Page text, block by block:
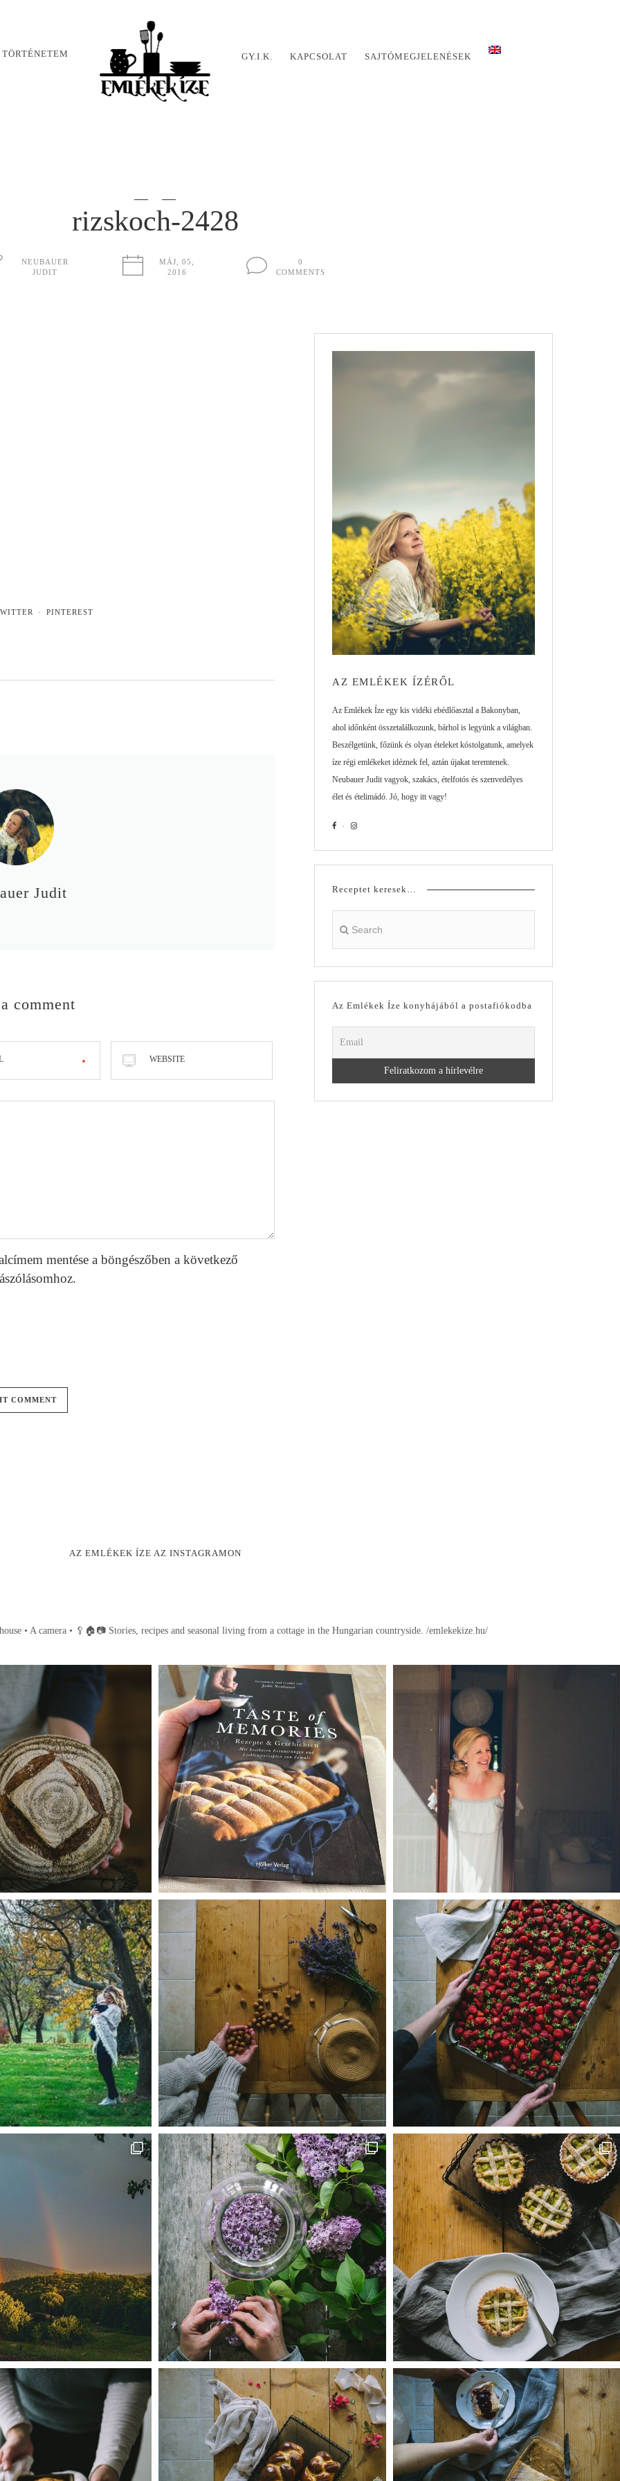
TÖRTÉNETEM GY.I.K. KAPCSOLAT SAJTÓMEGJELENÉSEK
rizskoch-2428
NEUBAUER
JUDIT
MÁJ, 05,
2016
0
COMMENTS
PINTEREST
Judit
comment
WEBSITE
mentése a böngészőben a következő
AZ EMLÉKEK ÍZÉRŐL
Az Emlékek Íze egy kis vidéki ebédlőasztal a Bakonyban,
ahol időnként összetalálkozunk, bárhol is legyünk a világban.
Beszélgetünk, főzünk és olyan ételeket kóstolgatunk, amelyek
íze régi emlékeket idéznek fel, aztán újakat teremtenek.
Neubauer Judit vagyok, szakács, ételfotós és szenvedélyes
élet és ételimádó. Jó, hogy itt vagy!
Receptet keresek…
Az Emlékek Íze konyhájából a postafiókodba
AZ EMLÉKEK ÍZE AZ INSTAGRAMON
• A camera • 🥄🏠📷Stories, recipes and seasonal living from a cottage in the Hungarian countryside. /emlekekize.hu/